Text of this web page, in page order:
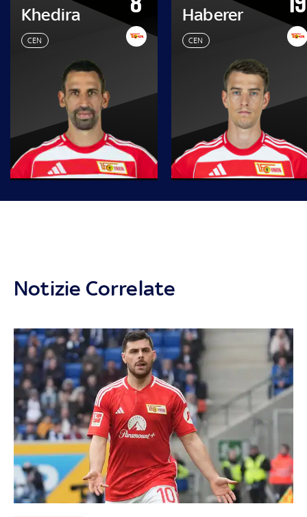
Khedira
CEN
Haberer
CEN
Notizie Correlate